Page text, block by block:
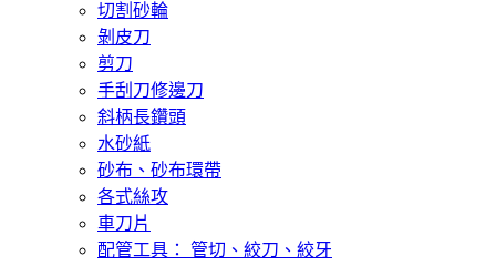
切割砂輪
剝皮刀
剪刀
手刮刀修邊刀
斜柄長鑽頭
水砂紙
砂布、砂布環帶
各式絲攻
車刀片
配管工具： 管切、絞刀、絞牙